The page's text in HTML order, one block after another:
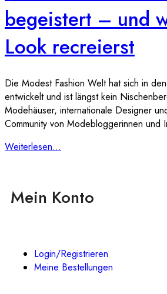
begeistert – und
Look recreierst
Die Modest Fashion Welt hat sich in
entwickelt und ist längst kein
Modehäuser, internationale Designer
Community von Modebloggerinnen und
Weiterlesen...
Mein Konto
Login/Registrieren
Meine Bestellungen